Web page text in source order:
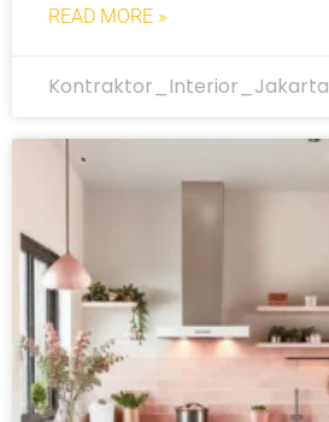
READ MORE »
Kontraktor_Interior_Jakarta